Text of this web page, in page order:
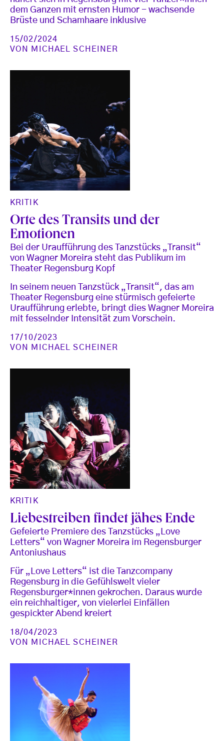
dem Ganzen mit ernsten Humor - wachsende
Brüste und Schamhaare inklusive
15/02/2024
VON MICHAEL SCHEINER
KRITIK
Orte des Transits und der
Emotionen
Bei der Uraufführung des Tanzstücks „Transit“
von Wagner Moreira steht das Publikum im
Theater Regensburg Kopf
In seinem neuen Tanzstück „Transit“, das am
Theater Regensburg eine stürmisch gefeierte
Uraufführung erlebte, bringt dies Wagner Moreira
mit fesselnder Intensität zum Vorschein.
17/10/2023
VON MICHAEL SCHEINER
KRITIK
Liebestreiben findet jähes Ende
Gefeierte Premiere des Tanzstücks „Love
Letters“ von Wagner Moreira im Regensburger
Antoniushaus
Für „Love Letters“ ist die Tanzcompany
Regensburg in die Gefühlswelt vieler
Regensburger*innen gekrochen. Daraus wurde
ein reichhaltiger, von vielerlei Einfällen
gespickter Abend kreiert
18/04/2023
VON MICHAEL SCHEINER